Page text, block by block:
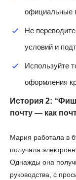
официальные
Не
условий и
Используйте
оформления
История 2:
почту — как
Мария работала в
получала
Однажды она
руководства, с